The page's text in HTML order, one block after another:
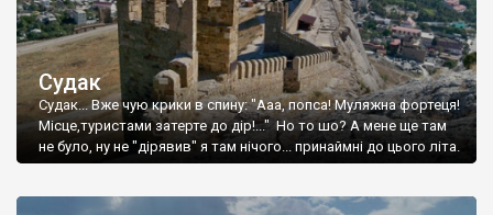
Судак
Судак... Вже чую крики в спину: "Ааа, попса! Муляжна фортеця!
Місце,туристами затерте до дір!..." Но то шо? А мене ще там
не було, ну не "дірявив" я там нічого... принаймні до цього літа.